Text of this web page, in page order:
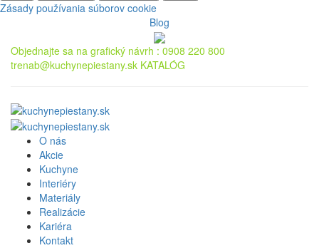
Zásady používania súborov cookie
Blog
Objednajte sa na grafický návrh : 0908 220 800
trenab@kuchynepiestany.sk KATALÓG
O nás
Akcie
Kuchyne
Interiéry
Materiály
Realizácie
Kariéra
Kontakt